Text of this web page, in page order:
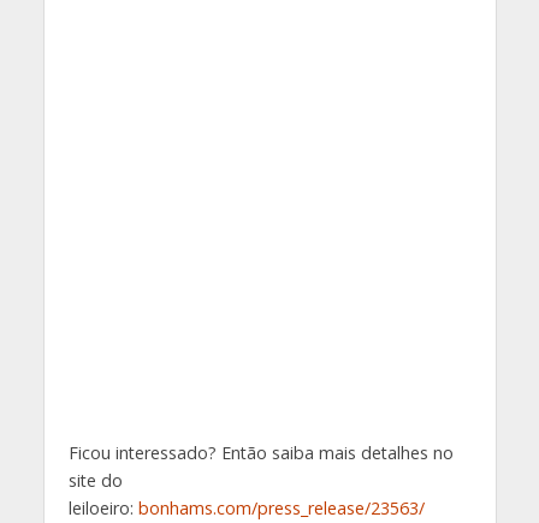
Ficou interessado? Então saiba mais detalhes no
site do
leiloeiro: bonhams.com/press_release/23563/